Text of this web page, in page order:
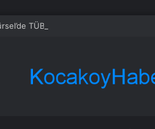
TÜBİTAK Bilim Fuarı Düzenlendi